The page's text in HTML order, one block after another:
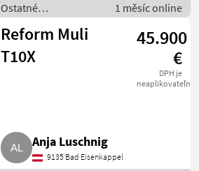
Ostatné
poľnohospodárske
silové stroje /
Transporter a
motorové auto
1 měsíc online
Reform Muli
T10X
45.900
€
DPH je
neaplikovateľné
Anja Luschnig
9135 Bad Eisenkappel